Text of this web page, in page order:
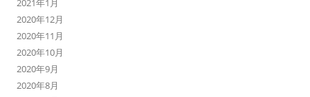
2020年12月
2020年11月
2020年10月
2020年9月
2020年8月